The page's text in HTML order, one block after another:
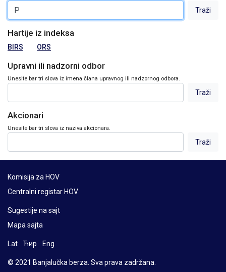
Hartije iz indeksa
BIRS ORS
Upravni ili nadzorni odbor
Unesite bar tri slova iz imena člana upravnog ili nadzornog odbora.
Akcionari
Unesite bar tri slova iz naziva akcionara.
Komisija za HOV
Centralni registar HOV
Sugestije na sajt
Mapa sajta
Lat Ћир Eng
© 2021 Banjalučka berza. Sva prava zadržana.